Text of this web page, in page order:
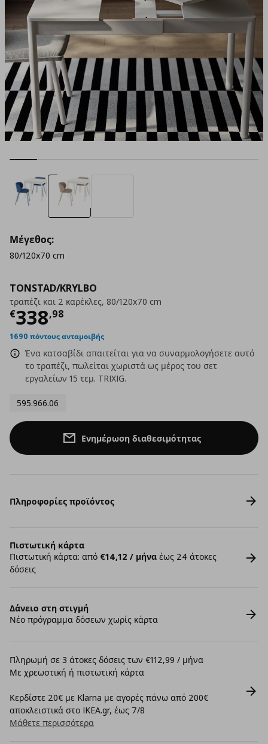
TONSTAD/KRYLBO
τραπέζι και 2 καρέκλες, 80/120x70 cm
€338,98
Τρέχουσα τιμή
1690 πόντους ανταμοιβής
Ένα κατσαβίδι απαιτείται για να συναρμολογήσετε αυτό
το τραπέζι, πωλείται χωριστά ως μέρος του σετ
εργαλείων 15 τεμ. TRIXIG.
595.966.06
Μέγεθος:
80/120x70 cm
Ενημέρωση διαθεσιμότητας
Πληροφορίες προϊόντος
Πιστωτική κάρτα
Πιστωτική κάρτα: από €14,12 / μήνα έως 24 άτοκες
δόσεις
Δάνειο στη στιγμή
Νέο πρόγραμμα δόσεων χωρίς κάρτα
Πληρωμή σε 3 άτοκες δόσεις των €112,99 / μήνα
Με χρεωστική ή πιστωτική κάρτα
Κερδίστε 20€ με Klarna με αγορές πάνω από 200€
αποκλειστικά στο IKEA.gr, έως 7/8
Μάθετε περισσότερα